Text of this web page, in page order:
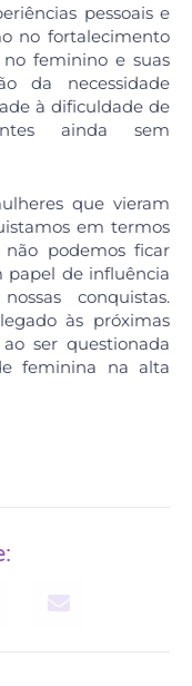
pessoais e
no fortalecimento
no feminino e suas
da necessidade
à dificuldade de
ainda sem
que vieram
em termos
podemos ficar
papel de influência
conquistas.
às próximas
ser questionada
feminina na alta